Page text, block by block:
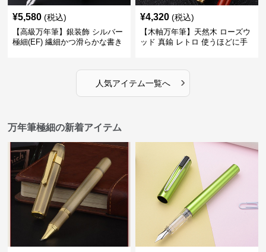
¥5,580 (税込)
【高級万年筆】銀装飾 シルバー
極細(EF) 繊細かつ滑らかな書き
¥4,320 (税込)
【木軸万年筆】天然木 ローズウ
ッド 真鍮 レトロ 使うほどに手
人気アイテム一覧へ ›
万年筆極細の新着アイテム